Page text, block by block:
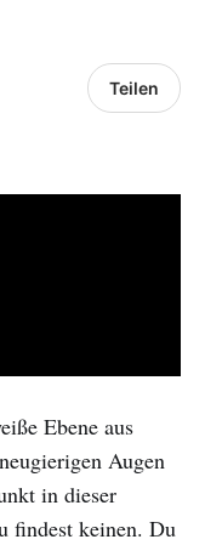
Teilen
Ebene aus
Augen
in dieser
findest keinen. Du